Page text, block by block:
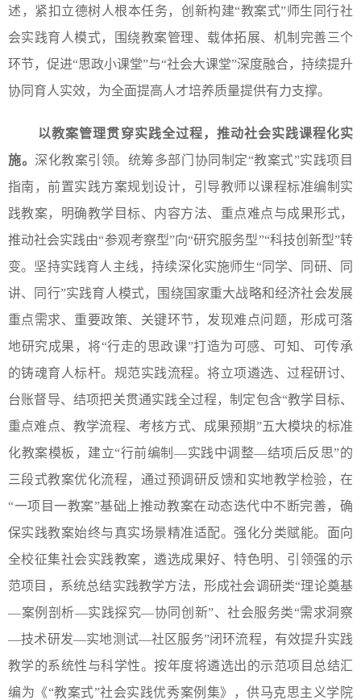
述，紧扣立德树人根本任务，创新构建“教案式”师生同行社
会实践育人模式，围绕教案管理、载体拓展、机制完善三个
环节，促进“思政小课堂”与“社会大课堂”深度融合，持续提升
协同育人实效，为全面提高人才培养质量提供有力支撑。
以教案管理贯穿实践全过程，推动社会实践课程化实
施。深化教案引领。统筹多部门协同制定“教案式”实践项目
指南，前置实践方案规划设计，引导教师以课程标准编制实
践教案，明确教学目标、内容方法、重点难点与成果形式，
推动社会实践由“参观考察型”向“研究服务型”“科技创新型”转
变。坚持实践育人主线，持续深化实施师生“同学、同研、同
讲、同行”实践育人模式，围绕国家重大战略和经济社会发展
重点需求、重要政策、关键环节，发现难点问题，形成可落
地研究成果，将“行走的思政课”打造为可感、可知、可传承
的铸魂育人标杆。规范实践流程。将立项遴选、过程研讨、
台账督导、结项把关贯通实践全过程，制定包含“教学目标、
重点难点、教学流程、考核方式、成果预期”五大模块的标准
化教案模板，建立“行前编制—实践中调整—结项后反思”的
三段式教案优化流程，通过预调研反馈和实地教学检验，在
“一项目一教案”基础上推动教案在动态迭代中不断完善，确
保实践教案始终与真实场景精准适配。强化分类赋能。面向
全校征集社会实践教案，遴选成果好、特色明、引领强的示
范项目，系统总结实践教学方法，形成社会调研类“理论奠基
—案例剖析—实践探究—协同创新”、社会服务类“需求洞察
—技术研发—实地测试—社区服务”闭环流程，有效提升实践
教学的系统性与科学性。按年度将遴选出的示范项目总结汇
编为《“教案式”社会实践优秀案例集》，供马克思主义学院